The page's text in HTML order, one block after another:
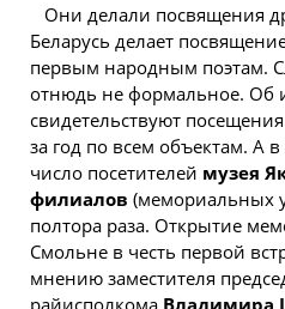
Они делали посвящения
Беларусь делает
первым народным поэтам.
отнюдь не формальное. Об
свидетельствуют
за год по всем объектам. А
число посетителей музея
филиалов (мемориальных
полтора раза. Открытие
Смольне в честь первой
мнению заместителя
райисполкома Владимира